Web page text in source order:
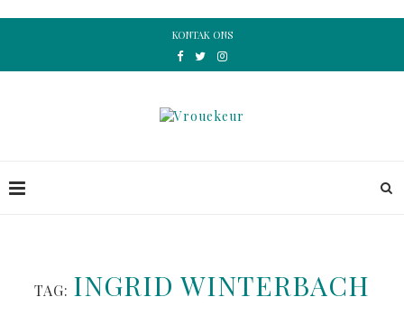
KONTAK ONS
TAG: INGRID WINTERBACH